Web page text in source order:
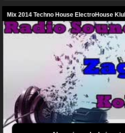
Mix 2014 Techno House ElectroHouse